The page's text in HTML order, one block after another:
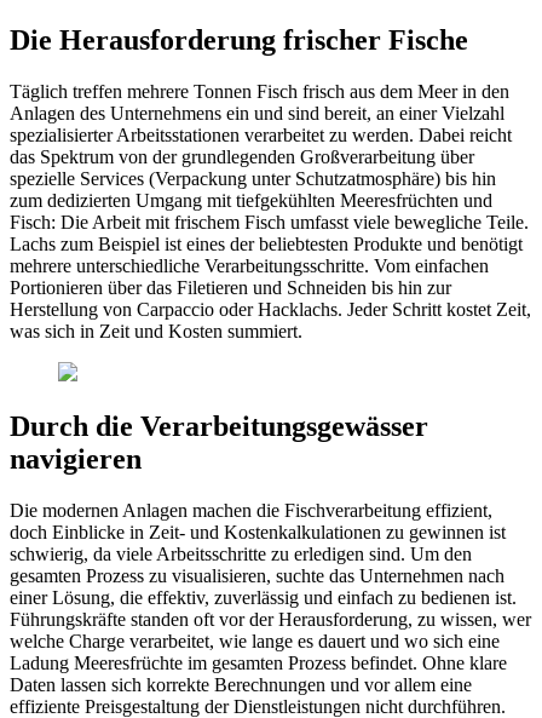
Die Herausforderung frischer Fische
Täglich treffen mehrere Tonnen Fisch frisch aus dem Meer in den
Anlagen des Unternehmens ein und sind bereit, an einer Vielzahl
spezialisierter Arbeitsstationen verarbeitet zu werden. Dabei reicht
das Spektrum von der grundlegenden Großverarbeitung über
spezielle Services (Verpackung unter Schutzatmosphäre) bis hin
zum dedizierten Umgang mit tiefgekühlten Meeresfrüchten und
Fisch: Die Arbeit mit frischem Fisch umfasst viele bewegliche Teile.
Lachs zum Beispiel ist eines der beliebtesten Produkte und benötigt
mehrere unterschiedliche Verarbeitungsschritte. Vom einfachen
Portionieren über das Filetieren und Schneiden bis hin zur
Herstellung von Carpaccio oder Hacklachs. Jeder Schritt kostet Zeit,
was sich in Zeit und Kosten summiert.
Durch die Verarbeitungsgewässer
navigieren
Die modernen Anlagen machen die Fischverarbeitung effizient,
doch Einblicke in Zeit- und Kostenkalkulationen zu gewinnen ist
schwierig, da viele Arbeitsschritte zu erledigen sind. Um den
gesamten Prozess zu visualisieren, suchte das Unternehmen nach
einer Lösung, die effektiv, zuverlässig und einfach zu bedienen ist.
Führungskräfte standen oft vor der Herausforderung, zu wissen, wer
welche Charge verarbeitet, wie lange es dauert und wo sich eine
Ladung Meeresfrüchte im gesamten Prozess befindet. Ohne klare
Daten lassen sich korrekte Berechnungen und vor allem eine
effiziente Preisgestaltung der Dienstleistungen nicht durchführen.